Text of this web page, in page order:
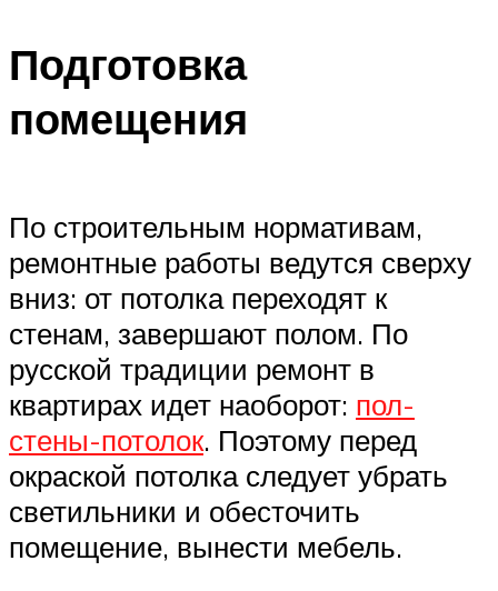
Подготовка
помещения
По строительным нормативам,
ремонтные работы ведутся сверху
вниз: от потолка переходят к
стенам, завершают полом. По
русской традиции ремонт в
квартирах идет наоборот: пол-
стены-потолок. Поэтому перед
окраской потолка следует убрать
светильники и обесточить
помещение, вынести мебель.